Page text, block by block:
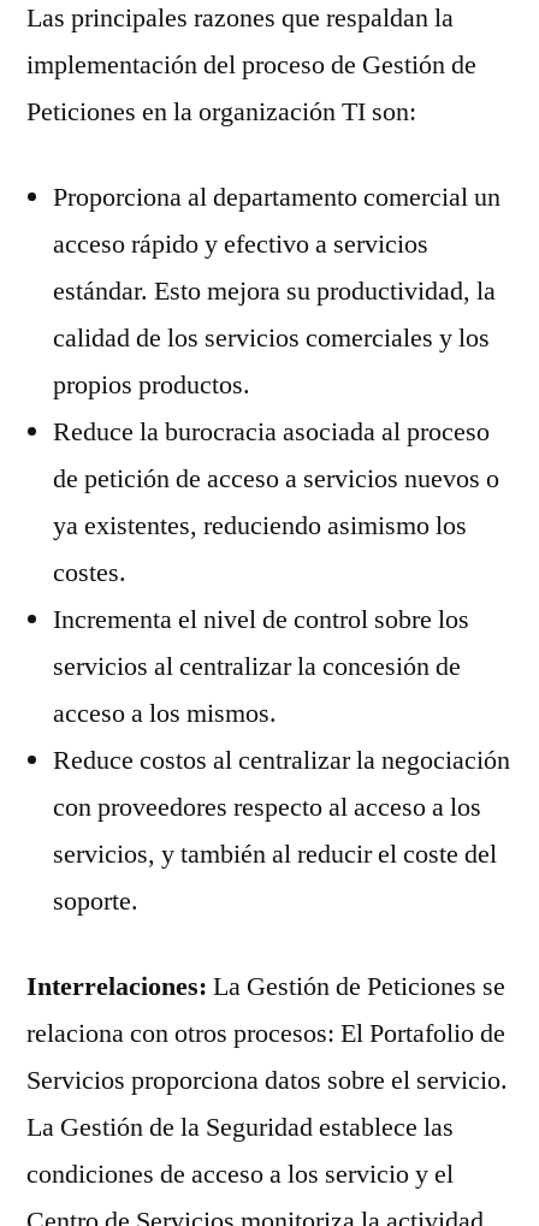
Las principales razones que respaldan la
implementación del proceso de Gestión de
Peticiones en la organización TI son:
Proporciona al departamento comercial un
acceso rápido y efectivo a servicios
estándar. Esto mejora su productividad, la
calidad de los servicios comerciales y los
propios productos.
Reduce la burocracia asociada al proceso
de petición de acceso a servicios nuevos o
ya existentes, reduciendo asimismo los
costes.
Incrementa el nivel de control sobre los
servicios al centralizar la concesión de
acceso a los mismos.
Reduce costos al centralizar la negociación
con proveedores respecto al acceso a los
servicios, y también al reducir el coste del
soporte.
Interrelaciones: La Gestión de Peticiones se
relaciona con otros procesos: El Portafolio de
Servicios proporciona datos sobre el servicio.
La Gestión de la Seguridad establece las
condiciones de acceso a los servicio y el